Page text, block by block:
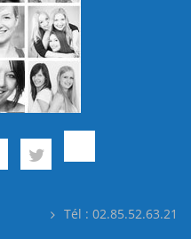
Tél : 02.85.52.63.21